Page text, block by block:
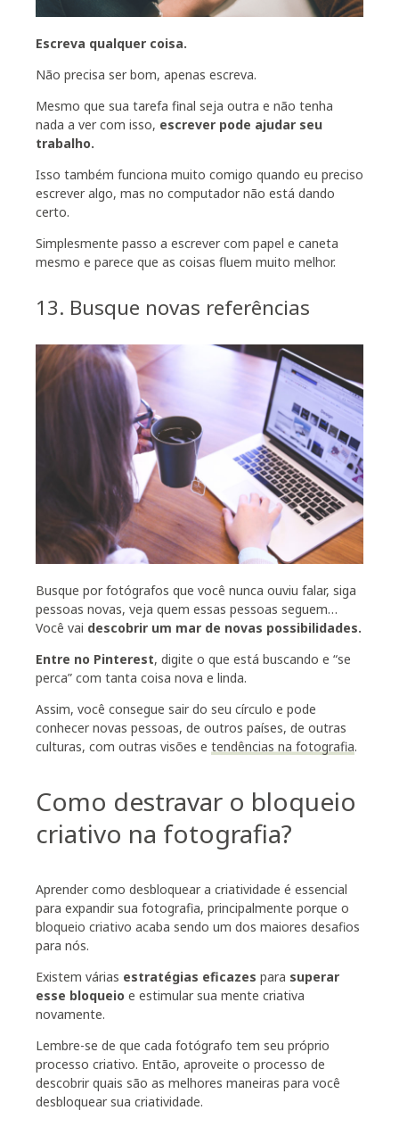
Escreva qualquer coisa.
Não precisa ser bom, apenas escreva.
Mesmo que sua tarefa final seja outra e não tenha
nada a ver com isso, escrever pode ajudar seu
trabalho.
Isso também funciona muito comigo quando eu preciso
escrever algo, mas no computador não está dando
certo.
Simplesmente passo a escrever com papel e caneta
mesmo e parece que as coisas fluem muito melhor.
13. Busque novas referências
Busque por fotógrafos que você nunca ouviu falar, siga
pessoas novas, veja quem essas pessoas seguem…
Você vai descobrir um mar de novas possibilidades.
Entre no Pinterest, digite o que está buscando e “se
perca” com tanta coisa nova e linda.
Assim, você consegue sair do seu círculo e pode
conhecer novas pessoas, de outros países, de outras
culturas, com outras visões e tendências na fotografia.
Como destravar o bloqueio
criativo na fotografia?
Aprender como desbloquear a criatividade é essencial
para expandir sua fotografia, principalmente porque o
bloqueio criativo acaba sendo um dos maiores desafios
para nós.
Existem várias estratégias eficazes para superar
esse bloqueio e estimular sua mente criativa
novamente.
Lembre-se de que cada fotógrafo tem seu próprio
processo criativo. Então, aproveite o processo de
descobrir quais são as melhores maneiras para você
desbloquear sua criatividade.